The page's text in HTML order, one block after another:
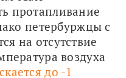
протапливание
петербуржцы с
на отсутствие
воздуха
до -1